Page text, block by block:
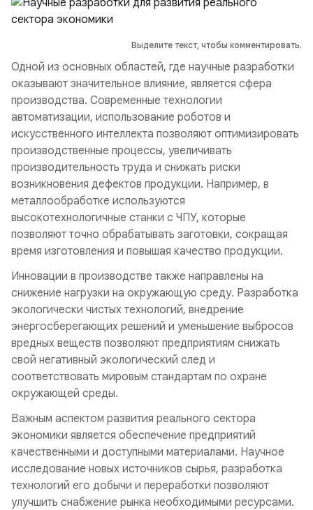
Выделите текст, чтобы комментировать.
Одной из основных областей, где научные разработки
оказывают значительное влияние, является сфера
производства. Современные технологии
автоматизации, использование роботов и
искусственного интеллекта позволяют оптимизировать
производственные процессы, увеличивать
производительность труда и снижать риски
возникновения дефектов продукции. Например, в
металлообработке используются
высокотехнологичные станки с ЧПУ, которые
позволяют точно обрабатывать заготовки, сокращая
время изготовления и повышая качество продукции.
Инновации в производстве также направлены на
снижение нагрузки на окружающую среду. Разработка
экологически чистых технологий, внедрение
энергосберегающих решений и уменьшение выбросов
вредных веществ позволяют предприятиям снижать
свой негативный экологический след и
соответствовать мировым стандартам по охране
окружающей среды.
Важным аспектом развития реального сектора
экономики является обеспечение предприятий
качественными и доступными материалами. Научное
исследование новых источников сырья, разработка
технологий его добычи и переработки позволяют
улучшить снабжение рынка необходимыми ресурсами.